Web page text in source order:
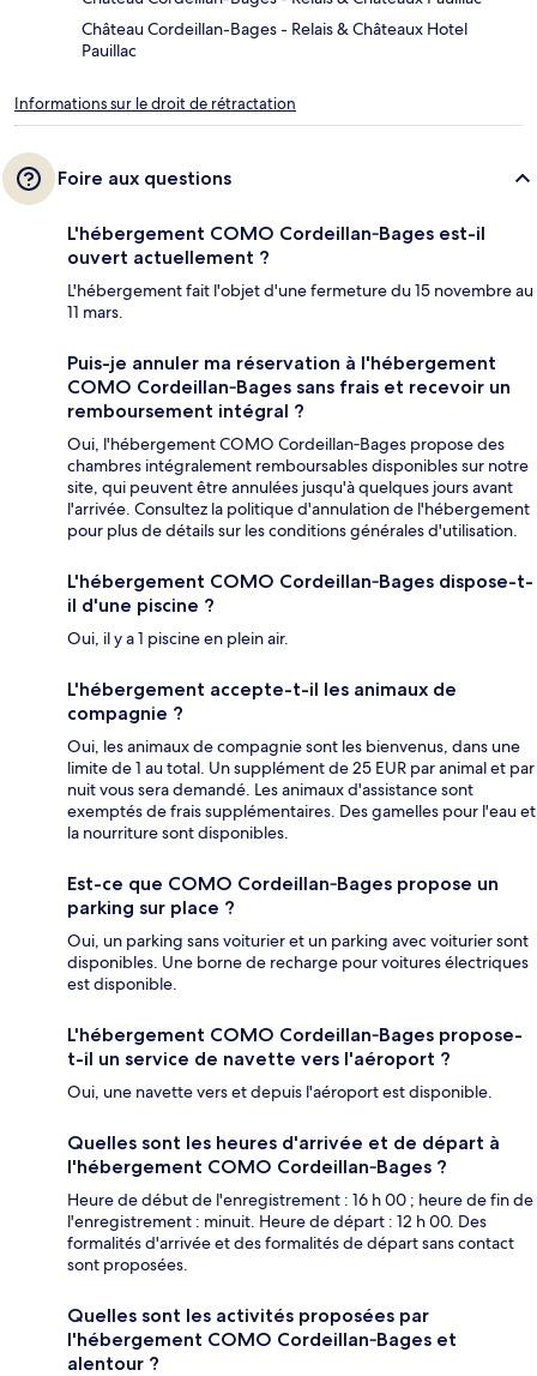
Château Cordeillan-Bages - Relais & Châteaux Hotel
Pauillac
Informations sur le droit de rétractation
Foire aux questions
L'hébergement COMO Cordeillan‑Bages est-il
ouvert actuellement ?
L'hébergement fait l'objet d'une fermeture du 15 novembre au
11 mars.
Puis-je annuler ma réservation à l'hébergement
COMO Cordeillan‑Bages sans frais et recevoir un
remboursement intégral ?
Oui, l'hébergement COMO Cordeillan‑Bages propose des
chambres intégralement remboursables disponibles sur notre
site, qui peuvent être annulées jusqu'à quelques jours avant
l'arrivée. Consultez la politique d'annulation de l'hébergement
pour plus de détails sur les conditions générales d'utilisation.
L'hébergement COMO Cordeillan‑Bages dispose-t-
il d'une piscine ?
Oui, il y a 1 piscine en plein air.
L'hébergement accepte-t-il les animaux de
compagnie ?
Oui, les animaux de compagnie sont les bienvenus, dans une
limite de 1 au total. Un supplément de 25 EUR par animal et par
nuit vous sera demandé. Les animaux d'assistance sont
exemptés de frais supplémentaires. Des gamelles pour l'eau et
la nourriture sont disponibles.
Est-ce que COMO Cordeillan‑Bages propose un
parking sur place ?
Oui, un parking sans voiturier et un parking avec voiturier sont
disponibles. Une borne de recharge pour voitures électriques
est disponible.
L'hébergement COMO Cordeillan‑Bages propose-
t-il un service de navette vers l'aéroport ?
Oui, une navette vers et depuis l'aéroport est disponible.
Quelles sont les heures d'arrivée et de départ à
l'hébergement COMO Cordeillan‑Bages ?
Heure de début de l'enregistrement : 16 h 00 ; heure de fin de
l'enregistrement : minuit. Heure de départ : 12 h 00. Des
formalités d'arrivée et des formalités de départ sans contact
sont proposées.
Quelles sont les activités proposées par
l'hébergement COMO Cordeillan‑Bages et
alentour ?